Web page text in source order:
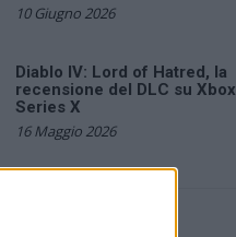
10 Giugno 2026
Diablo IV: Lord of Hatred, la
recensione del DLC su Xbox
Series X
16 Maggio 2026